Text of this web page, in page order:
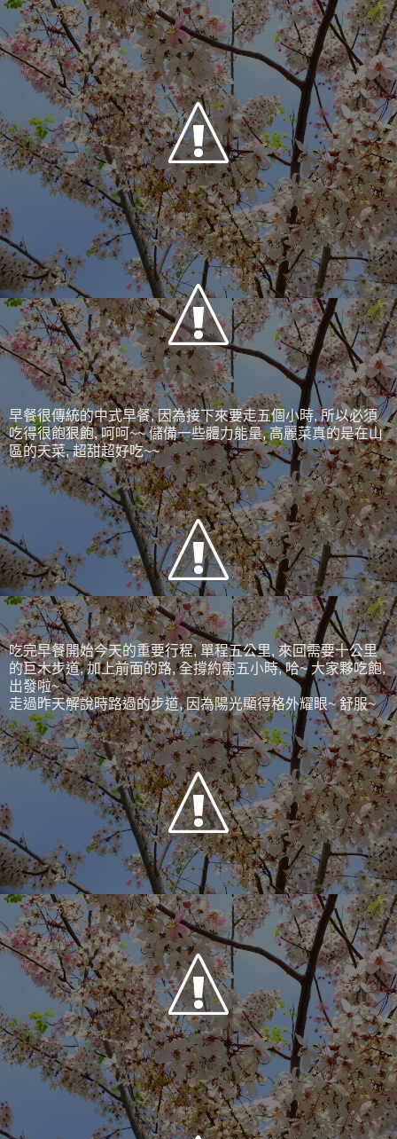
早餐很傳統的中式早餐, 因為接下來要走五個小時, 所以必須
吃得很飽狠飽, 呵呵~~ 儲備一些體力能量, 高麗菜真的是在山
區的天菜, 超甜超好吃~~
吃完早餐開始今天的重要行程, 單程五公里, 來回需要十公里
的巨木步道, 加上前面的路, 全撐約需五小時, 哈~ 大家夥吃飽,
出發啦~
走過昨天解說時路過的步道, 因為陽光顯得格外耀眼~ 舒服~